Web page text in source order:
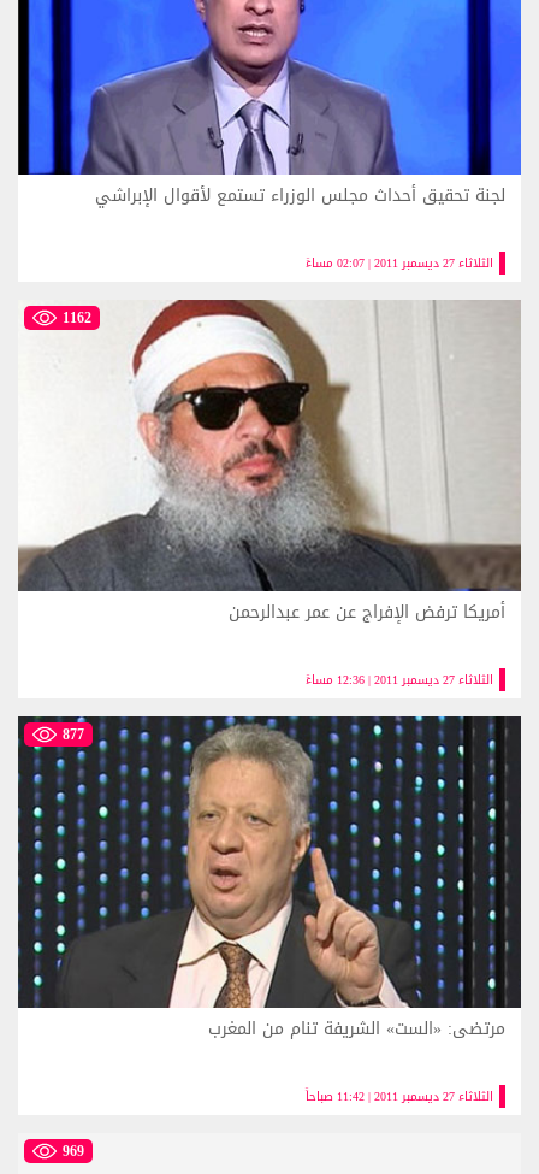
الثلاثاء 27 ديسمبر 2011 | 02:07 مساءً
لجنة تحقيق أحداث مجلس الوزراء تستمع لأقوال الإبراشي
1162
الثلاثاء 27 ديسمبر 2011 | 12:36 مساءً
أمريكا ترفض الإفراج عن عمر عبدالرحمن
877
الثلاثاء 27 ديسمبر 2011 | 11:42 صباحاً
مرتضى: «الست» الشريفة تنام من المغرب
969